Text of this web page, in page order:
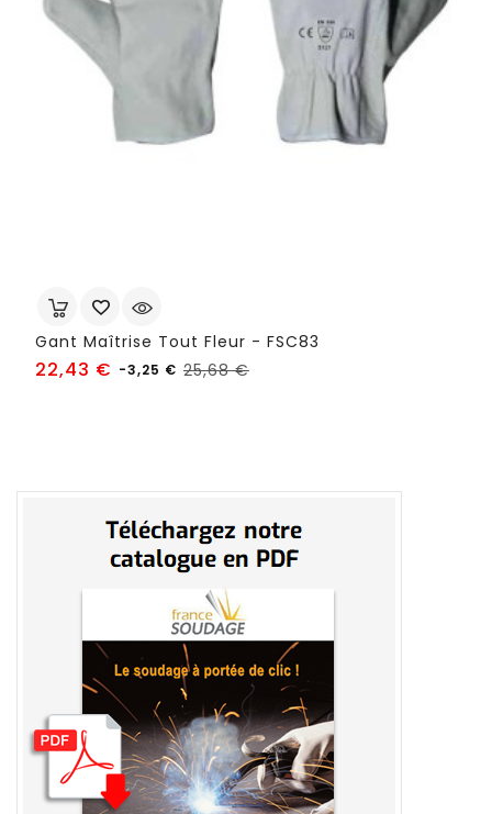
Gant Maîtrise Tout Fleur - FSC83
22,43 € Prix
-3,25 € 25,68 €Prix